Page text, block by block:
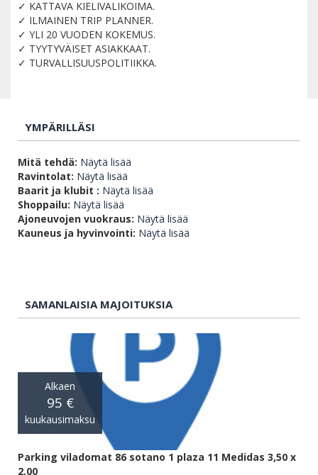
✓ KATTAVA KIELIVALIKOIMA.
✓ ILMAINEN TRIP PLANNER.
✓ YLI 20 VUODEN KOKEMUS.
✓ TYYTYVÄISET ASIAKKAAT.
✓ TURVALLISUUSPOLITIIKKA.
YMPÄRILLÄSI
Mitä tehdä: Näytä lisää
Ravintolat: Näytä lisää
Baarit ja klubit : Näytä lisää
Shoppailu: Näytä lisää
Ajoneuvojen vuokraus: Näytä lisää
Kauneus ja hyvinvointi: Näytä lisää
SAMANLAISIA MAJOITUKSIA
Alkaen
95 €
kuukausimaksu
Parking viladomat 86 sotano 1 plaza 11 Medidas 3,50 x
2,00